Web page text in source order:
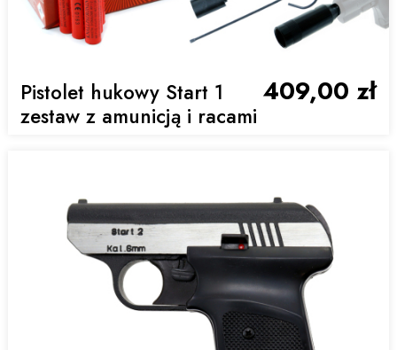
Pistolet hukowy Start 1
zestaw z amunicją i racami
409,00 zł